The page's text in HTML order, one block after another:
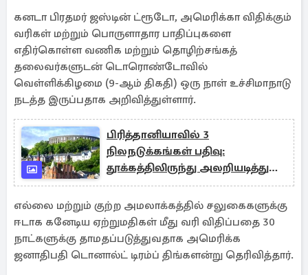
கனடா பிரதமர் ஜஸ்டின் ட்ரூடோ, அமெரிக்கா விதிக்கும்
வரிகள் மற்றும் பொருளாதார பாதிப்புகளை
எதிர்கொள்ள வணிக மற்றும் தொழிற்சங்கத்
தலைவர்களுடன் டொரொண்டோவில்
வெள்ளிக்கிழமை (9-ஆம் திகதி) ஒரு நாள் உச்சிமாநாடு
நடத்த இருப்பதாக அறிவித்துள்ளார்.
பிரித்தானியாவில் 3
நிலநடுக்கங்கள் பதிவு:
தூக்கத்திலிருந்து அலறியடித்து
எழுந்த மக்கள்
எல்லை மற்றும் குற்ற அமலாக்கத்தில் சலுகைகளுக்கு
ஈடாக கனேடிய ஏற்றுமதிகள் மீது வரி விதிப்பதை 30
நாட்களுக்கு தாமதப்படுத்துவதாக அமெரிக்க
ஜனாதிபதி டொனால்ட் டிரம்ப் திங்களன்று தெரிவித்தார்.